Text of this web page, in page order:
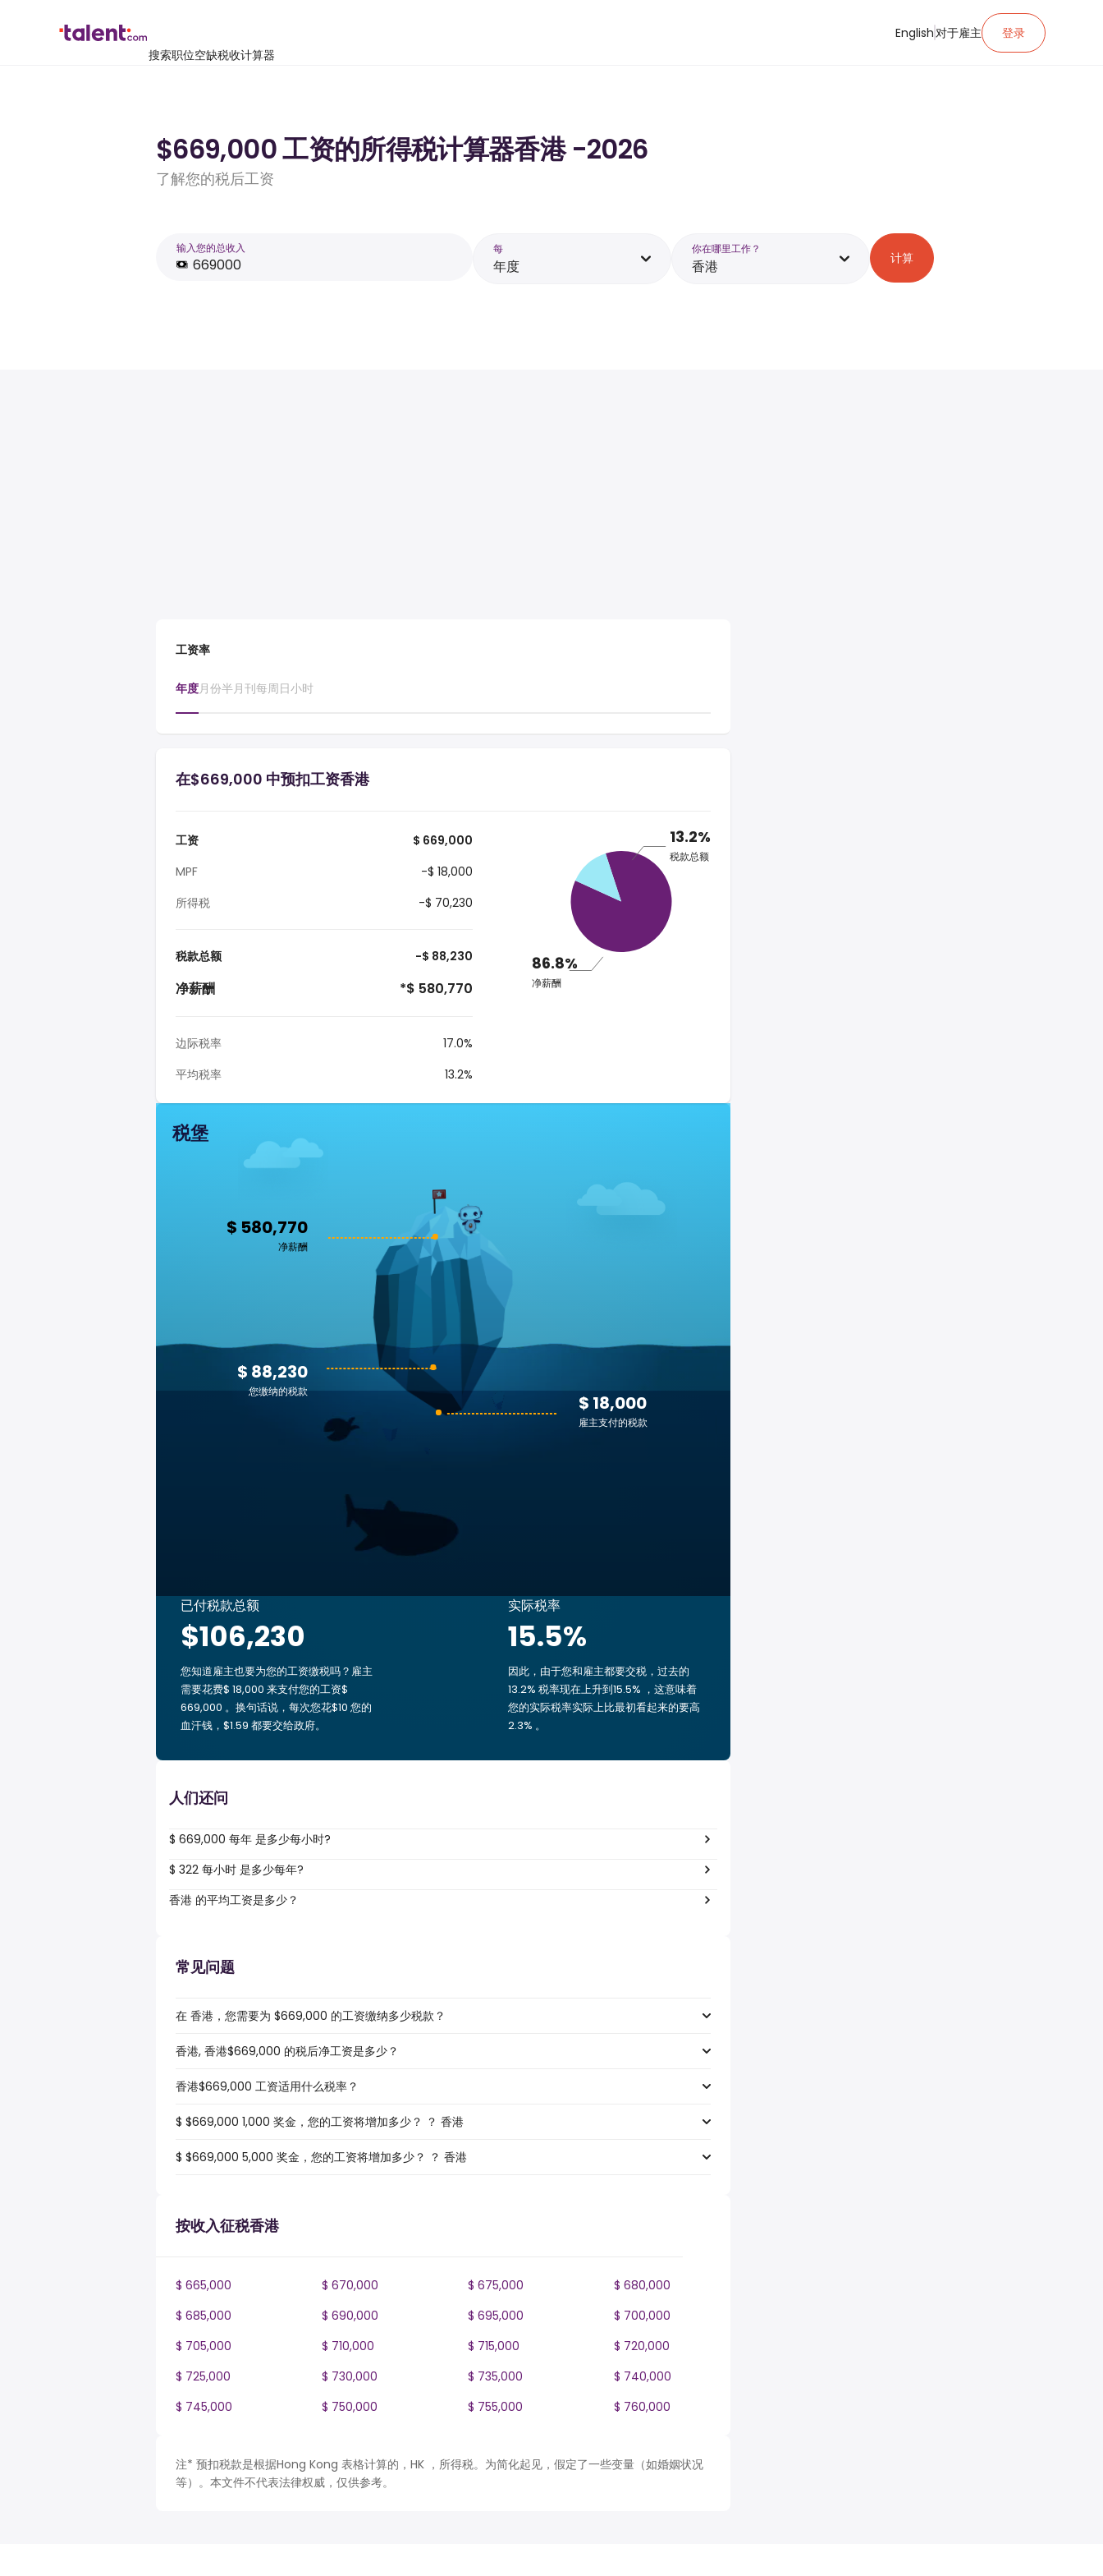
搜索职位空缺税收计算器
English对于雇主 登录
$669,000 工资的所得税计算器香港 -2026
了解您的税后工资
输入您的总收入 每
年度
你在哪里工作？
香港 计算
工资率
年度月份半月刊每周日小时
在$669,000 中预扣工资香港
工资
$ 669,000
MPF
-$ 18,000
所得税
-$ 70,230
税款总额 -$ 88,230
净薪酬 *$ 580,770
边际税率
17.0%
平均税率
13.2%
13.2%
税款总额
86.8%
净薪酬
税堡
$ 580,770
净薪酬
$ 18,000
雇主支付的税款
$ 88,230
您缴纳的税款
已付税款总额
$106,230
您知道雇主也要为您的工资缴税吗？雇主
需要花费$ 18,000 来支付您的工资$
669,000 。换句话说，每次您花$10 您的
血汗钱，$1.59 都要交给政府。
实际税率
15.5%
因此，由于您和雇主都要交税，过去的
13.2% 税率现在上升到15.5% ，这意味着
您的实际税率实际上比最初看起来的要高
2.3% 。
人们还问
$ 669,000 每年 是多少每小时?
$ 322 每小时 是多少每年?
香港 的平均工资是多少？
常见问题
在 香港，您需要为 $669,000 的工资缴纳多少税款？
香港, 香港$669,000 的税后净工资是多少？
香港$669,000 工资适用什么税率？
$ $669,000 1,000 奖金，您的工资将增加多少？ ？ 香港
$ $669,000 5,000 奖金，您的工资将增加多少？ ？ 香港
按收入征税香港
$ 665,000 $ 670,000 $ 675,000
$ 680,000
$ 685,000
$ 690,000 $ 695,000
$ 700,000
$ 705,000
$ 710,000 $ 715,000
$ 720,000
$ 725,000
$ 730,000 $ 735,000
$ 740,000
$ 745,000
$ 750,000 $ 755,000 $ 760,000
注* 预扣税款是根据Hong Kong 表格计算的，HK ，所得税。为简化起见，假定了一些变量（如婚姻状况
等）。本文件不代表法律权威，仅供参考。